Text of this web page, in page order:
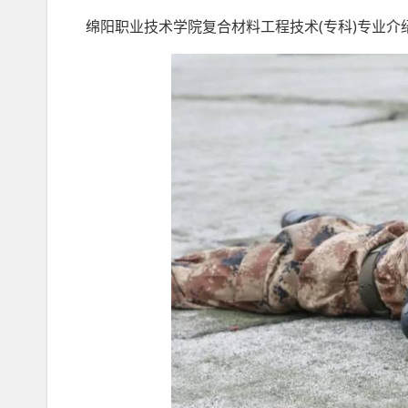
绵阳职业技术学院复合材料工程技术(专科)专业介